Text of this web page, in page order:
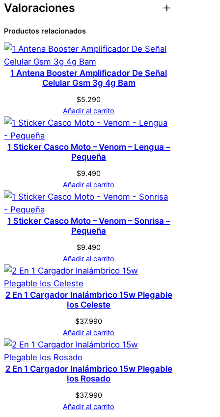
H
d
2
.
i
n
e
f
a
s
a
n
t
i
d
Atributos
Dimensiones
Marca Genérica
Negro
Valoraciones
0 valoraciones en
Adaptador Cable Usb
3.0 A Sata 3 Hdd 2.5
22 Pines | Dfast
No hay valoraciones aún. Solo los usuarios
registrados que hayan comprado este
producto pueden hacer una valoración.
Productos relacionados
1 Antena Booster Amplificador De Señal
Celular Gsm 3g 4g Bam
$5.290
Añadir al carrito
1 Sticker Casco Moto – Venom – Lengua –
Pequeña
$9.490
Añadir al carrito
1 Sticker Casco Moto – Venom – Sonrisa –
Pequeña
$9.490
Añadir al carrito
2 En 1 Cargador Inalámbrico 15w Plegable
Ios Celeste
$37.990
Añadir al carrito
2 En 1 Cargador Inalámbrico 15w Plegable
Ios Rosado
$37.990
Añadir al carrito